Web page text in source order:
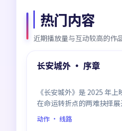
热门内容
近期播放量与互动较高的作
热门
长安城外 · 序章
《长安城外》是 2025 年
在命运转折点的两难抉择
笔层层铺陈，结尾出人意料
部。
动作 · 线路